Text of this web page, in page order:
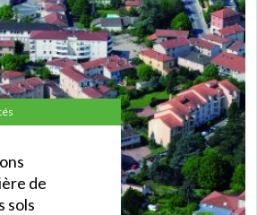
de
sols